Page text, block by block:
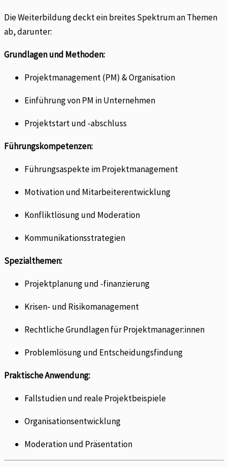
Die Weiterbildung deckt ein breites Spektrum an Themen
ab, darunter:
Grundlagen und Methoden:
Projektmanagement (PM) & Organisation
Einführung von PM in Unternehmen
Projektstart und -abschluss
Führungskompetenzen:
Führungsaspekte im Projektmanagement
Motivation und Mitarbeiterentwicklung
Konfliktlösung und Moderation
Kommunikationsstrategien
Spezialthemen:
Projektplanung und -finanzierung
Krisen- und Risikomanagement
Rechtliche Grundlagen für Projektmanager:innen
Problemlösung und Entscheidungsfindung
Praktische Anwendung:
Fallstudien und reale Projektbeispiele
Organisationsentwicklung
Moderation und Präsentation